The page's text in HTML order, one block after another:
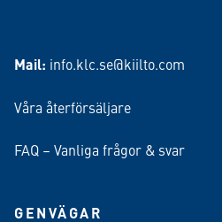
Mail: info.klc.se@kiilto.com
Våra återförsäljare
FAQ – Vanliga frågor & svar
GENVÄGAR